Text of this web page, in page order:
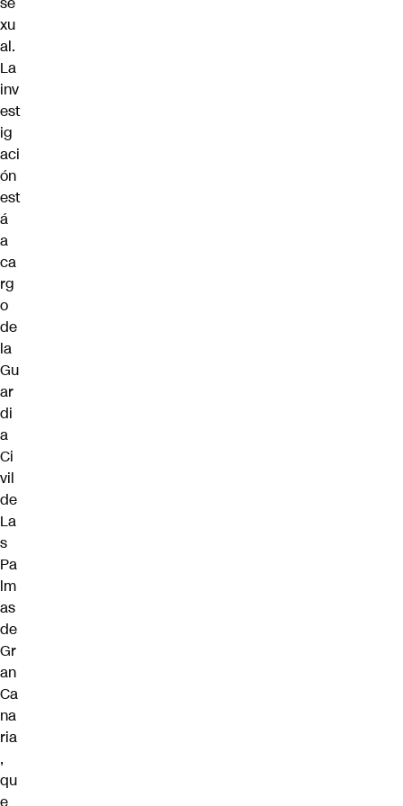
xu
al.
La
inv
est
ig
aci
ón
est
á
a
ca
rg
o
de
la
Gu
ar
di
a
Ci
vil
de
La
s
Pa
lm
as
de
Gr
an
Ca
na
ria
,
qu
e